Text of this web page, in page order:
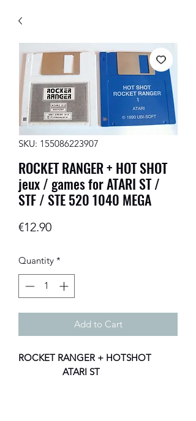
SKU: 155086223907
ROCKET RANGER + HOT SHOT
jeux / games for ATARI ST /
STF / STE 520 1040 MEGA
€12.90Price
Quantity *
Add to Cart
ROCKET RANGER + HOTSHOT
ATARI ST